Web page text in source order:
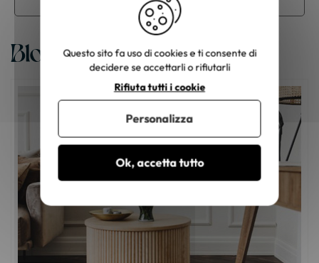
Blog
Questo sito fa uso di cookies e ti consente di
decidere se accettarli o rifiutarli
Ok, accetta tutto
Rifiuta tutti i cookie
Personalizza